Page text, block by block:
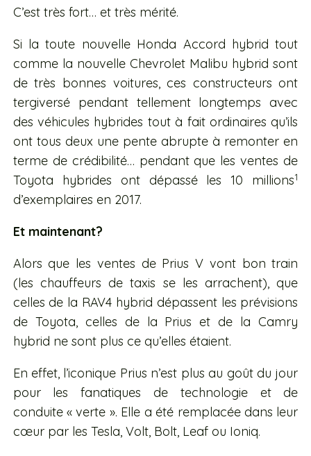
C’est très fort… et très mérité.
Si la toute nouvelle Honda Accord hybrid tout
comme la nouvelle Chevrolet Malibu hybrid sont
de très bonnes voitures, ces constructeurs ont
tergiversé pendant tellement longtemps avec
des véhicules hybrides tout à fait ordinaires qu’ils
ont tous deux une pente abrupte à remonter en
terme de crédibilité… pendant que les ventes de
Toyota hybrides ont dépassé les 10 millions1
d’exemplaires en 2017.
Et maintenant?
Alors que les ventes de Prius V vont bon train
(les chauffeurs de taxis se les arrachent), que
celles de la RAV4 hybrid dépassent les prévisions
de Toyota, celles de la Prius et de la Camry
hybrid ne sont plus ce qu’elles étaient.
En effet, l’iconique Prius n’est plus au goût du jour
pour les fanatiques de technologie et de
conduite « verte ». Elle a été remplacée dans leur
cœur par les Tesla, Volt, Bolt, Leaf ou Ioniq.